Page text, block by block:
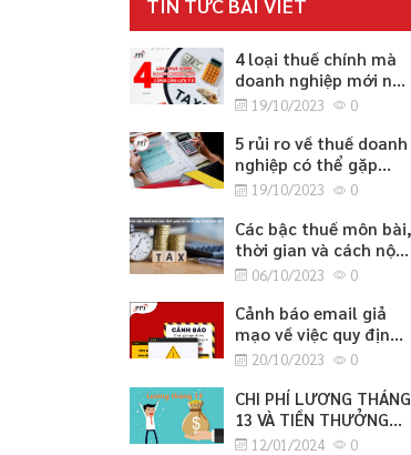
4 loại thuế chính mà
doanh nghiệp mới nào
cũng cần lưu ý
19/10/2023 0
5 rủi ro về thuế doanh
nghiệp có thể gặp
phải19/10/2023 0
Các bậc thuế môn bài,
thời gian và cách nộp
thuế môn bài
06/10/2023 0
Cảnh báo email giả
mạo về việc quy định
cập nhật thông tin
20/10/2023 0
CHI PHÍ LƯƠNG THÁNG
13 VÀ TIỀN THƯỞNG
TẾT12/01/2024 0